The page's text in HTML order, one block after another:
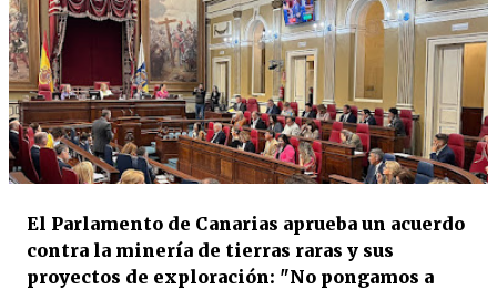
E
n
t
r
a
d
El Parlamento de Canarias aprueba un acuerdo
contra la minería de tierras raras y sus
proyectos de exploración: "No pongamos a